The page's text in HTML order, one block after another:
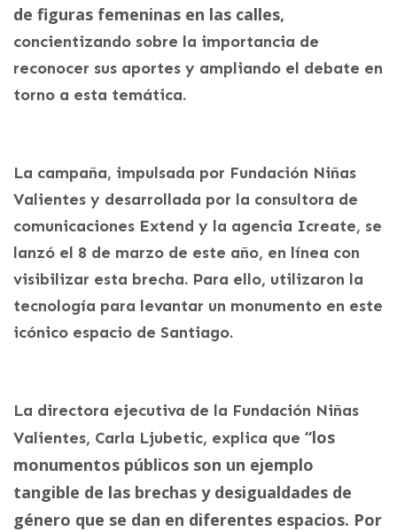
de figuras femeninas en las calles,
concientizando sobre la importancia de
reconocer sus aportes y ampliando el debate en
torno a esta temática.
La campaña, impulsada por Fundación Niñas
Valientes y desarrollada por la consultora de
comunicaciones Extend y la agencia Icreate, se
lanzó el 8 de marzo de este año, en línea con
visibilizar esta brecha. Para ello, utilizaron la
tecnología para levantar un monumento en este
icónico espacio de Santiago.
La directora ejecutiva de la Fundación Niñas
Valientes, Carla Ljubetic, explica que “los
monumentos públicos son un ejemplo
tangible de las brechas y desigualdades de
género que se dan en diferentes espacios. Por